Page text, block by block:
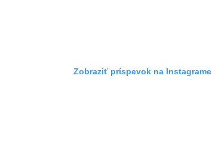
Zobraziť príspevok na Instagrame